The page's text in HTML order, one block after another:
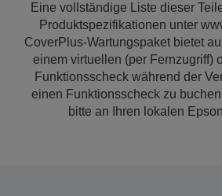
Eine vollständige Liste dieser
Produktspezifikationen unter
CoverPlus-Wartungspaket bietet
einem virtuellen (per Fernzugriff)
Funktionsscheck während der
einen Funktionsscheck zu
bitte an Ihren lokalen